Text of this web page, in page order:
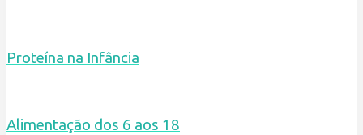
Proteína na Infância
Alimentação dos 6 aos 18